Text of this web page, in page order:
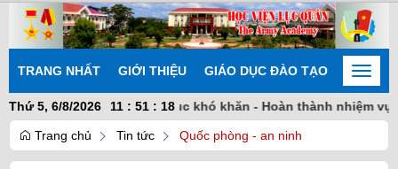
TRANG NHẤT GIỚI THIỆU GIÁO DỤC ĐÀO TẠO
Toggle
Thứ 5, 6/8/2026
11 : 51 : 18
sáng tạo - Khắc phục khó khăn - Hoàn thành nhiệm vụ"
Trang chủ Tin tức Quốc phòng - an ninh